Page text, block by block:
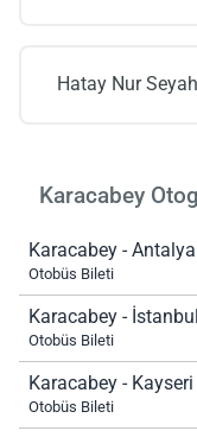
Hatay Nur
Karacabey
Karacabey - Antalya
Otobüs Bileti
Karacabey - İstanbul
Otobüs Bileti
Karacabey - Kayseri
Otobüs Bileti